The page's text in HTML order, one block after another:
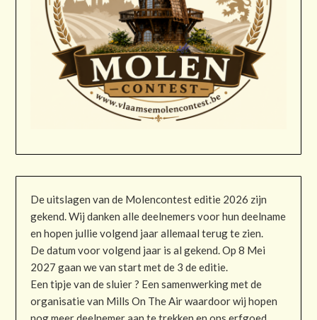
De uitslagen van de Molencontest editie 2026 zijn
gekend. Wij danken alle deelnemers voor hun deelname
en hopen jullie volgend jaar allemaal terug te zien.
De datum voor volgend jaar is al gekend. Op 8 Mei
2027 gaan we van start met de 3 de editie.
Een tipje van de sluier ? Een samenwerking met de
organisatie van Mills On The Air waardoor wij hopen